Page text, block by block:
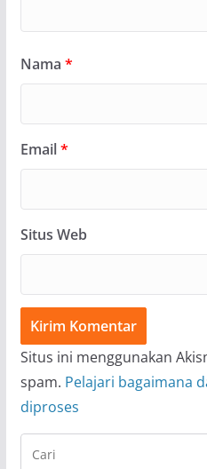
Nama *
Email*
Situs Web
Situs ini menggunakan
spam. Pelajari bagaimana
diproses